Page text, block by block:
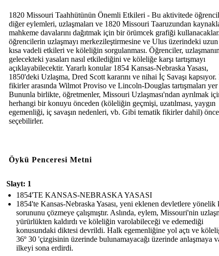
1820 Missouri Taahhütünün Önemli Etkileri - Bu aktivitede
diğer eylemleri, uzlaşmaları ve 1820 Missouri Taaruzundan
mahkeme davalarını dağıtmak için bir örümcek grafiği
öğrencilerin uzlaşmayı merkezileştirmesine ve Ulus üzerindeki
kısa vadeli etkileri ve köleliğin sorgulanması. Öğrenciler,
gelecekteki yasaları nasıl etkilediğini ve köleliğe karşı tartışmayı
açıklayabilecektir. Yararlı konular 1854 Kansas-Nebraska Yasası,
1850'deki Uzlaşma, Dred Scott kararını ve nihai İç Savaşı
fikirler arasında Wilmot Proviso ve Lincoln-Douglas tartışmaları yer
Bununla birlikte, öğretmenler, Missouri Uzlaşması'ndan ayrılmak
herhangi bir konuyu önceden (köleliğin geçmişi, uzatılması, yaygın
egemenliği, iç savaşın nedenleri, vb. Gibi tematik fikirler dahil)
seçebilirler.
Öykü Penceresi Metni
Slayt: 1
1854'TE KANSAS-NEBRASKA YASASI
1854'te Kansas-Nebraska Yasası, yeni eklenen devletlere
sorununu çözmeye çalışmıştır. Aslında, eylem, Missouri'nin
yürürlükten kaldırdı ve köleliğin varolabileceği ve edemediği
konusundaki diktesi devrildi. Halk egemenliğine yol açtı ve
36º 30 'çizgisinin üzerinde bulunamayacağı üzerinde anlaşmaya
ilkeyi sona erdirdi.